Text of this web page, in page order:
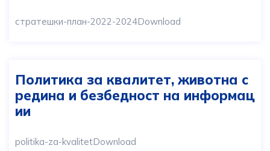
стратешки-план-2022-2024Download
Политика за квалитет, животна с
редина и безбедност на информац
ии
politika-za-kvalitetDownload